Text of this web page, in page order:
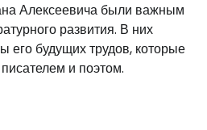
Алексеевича были важным
развития. В них
его будущих трудов, которые
и поэтом.